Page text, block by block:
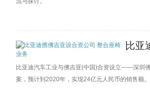
比亚
比亚迪汽车工业与佛吉亚(中国)合资设立——深圳
案，预计到2020年，实现24亿元人民币的销售额。